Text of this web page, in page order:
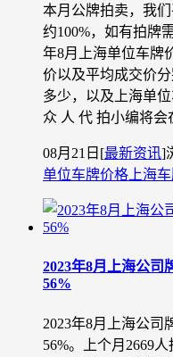
本月公牌拍卖，我
约100%，如有拍牌
年8月上海单位车牌
价以及平均成交价
多少，以及上海单
众 人 代 拍小编将会
08月21日 [最新资讯]
单位车牌价格 上海
2023年8月上海公司
56%
2023年8月上海公司
56%。上个月2669